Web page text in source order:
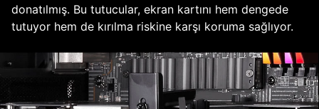
donatılmış. Bu tutucular, ekran kartını hem dengede
tutuyor hem de kırılma riskine karşı koruma sağlıyor.